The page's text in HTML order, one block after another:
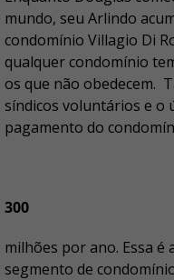
mundo, seu Arlindo
condomínio Villagio Di
qualquer condomínio
os que não obedecem.
síndicos voluntários e o
pagamento do
300
milhões por ano. Essa é
segmento de